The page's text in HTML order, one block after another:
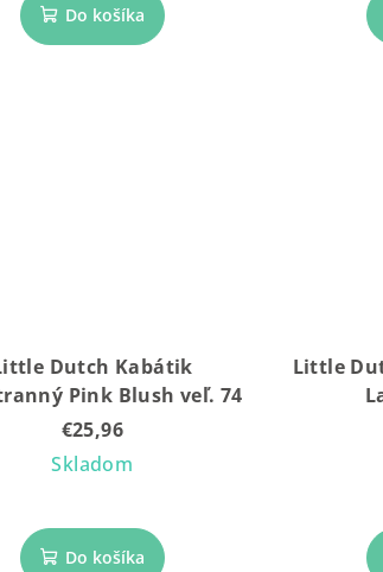
Do košíka
Dutch Kabátik
Pink Blush veľ. 74
€25,96
Skladom
Do košíka
Little